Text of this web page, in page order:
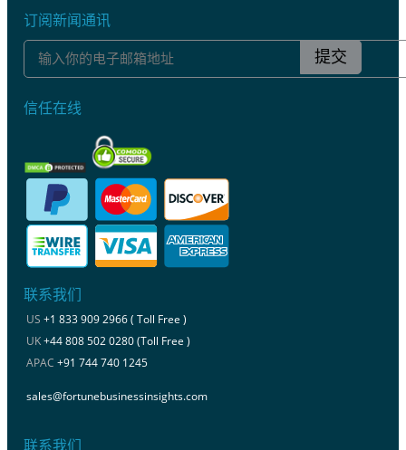
订阅新闻通讯
提交
信任在线
联系我们
US +1 833 909 2966 ( Toll Free )
UK+44 808 502 0280 (Toll Free )
APAC +91 744 740 1245
sales@fortunebusinessinsights.com
联系我们